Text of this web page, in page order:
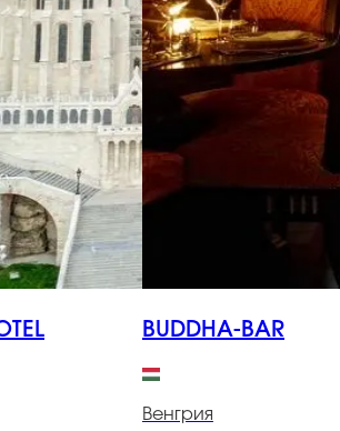
BUDDHA-BAR
Венгрия